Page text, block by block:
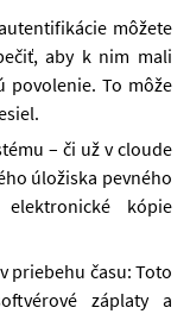
môžete
aby k nim mali
To môže
– či už v cloude
úložiska pevného
kópie
priebehu času: Toto
záplaty a